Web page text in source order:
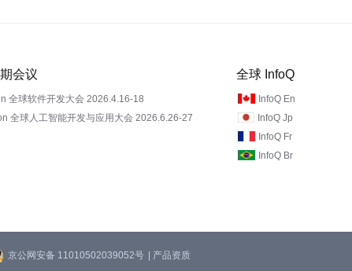
会议
全球软件开发大会 2026.4.16-18
全球人工智能开发与应用大会 2026.6.26-27
全球 InfoQ
InfoQ En
InfoQ Jp
InfoQ Fr
InfoQ Br
京公网安备 11010502039052号 | 产品资质